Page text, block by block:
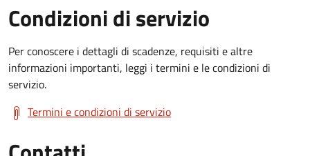
Condizioni di servizio
Per conoscere i dettagli di scadenze, requisiti e altre
informazioni importanti, leggi i termini e le condizioni di
servizio.
Termini e condizioni di servizio